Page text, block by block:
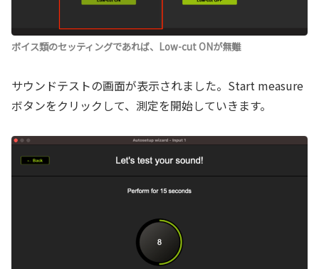
ボイス類のセッティングであれば、Low-cut ONが無難
サウンドテストの画面が表示されました。Start measure
ボタンをクリックして、測定を開始していきます。